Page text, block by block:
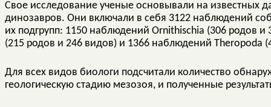
Свое исследование ученые основывали на известных
динозавров. Они включали в себя 3122 наблюдений
их подгрупп: 1150 наблюдений Ornithischia (306 родов
(215 родов и 246 видов) и 1366 наблюдений Theropoda
Для всех видов биологи подсчитали количество
геологическую стадию мезозоя, и полученные